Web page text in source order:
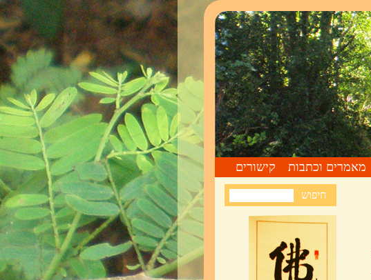
מאמרים וכתבות
קישורים
חיפוש